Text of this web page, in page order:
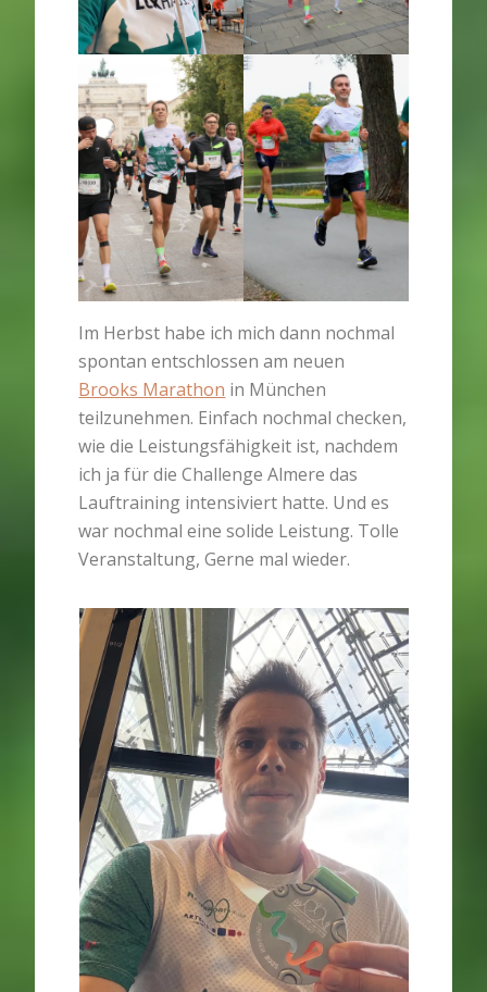
Im Herbst habe ich mich dann nochmal
spontan entschlossen am neuen
Brooks Marathon in München
teilzunehmen. Einfach nochmal checken,
wie die Leistungsfähigkeit ist, nachdem
ich ja für die Challenge Almere das
Lauftraining intensiviert hatte. Und es
war nochmal eine solide Leistung. Tolle
Veranstaltung, Gerne mal wieder.